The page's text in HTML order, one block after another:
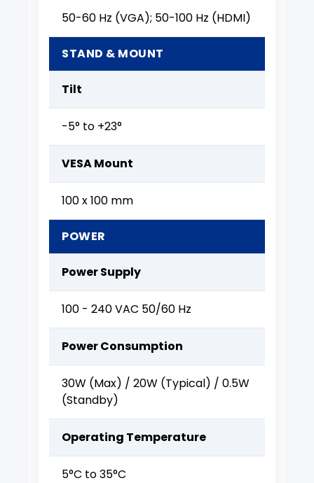
50-60 Hz (VGA); 50-100 Hz (HDMI)
STAND & MOUNT
Tilt
-5° to +23°
VESA Mount
100 x 100 mm
POWER
Power Supply
100 - 240 VAC 50/60 Hz
Power Consumption
30W (Max) / 20W (Typical) / 0.5W
(Standby)
Operating Temperature
5°C to 35°C